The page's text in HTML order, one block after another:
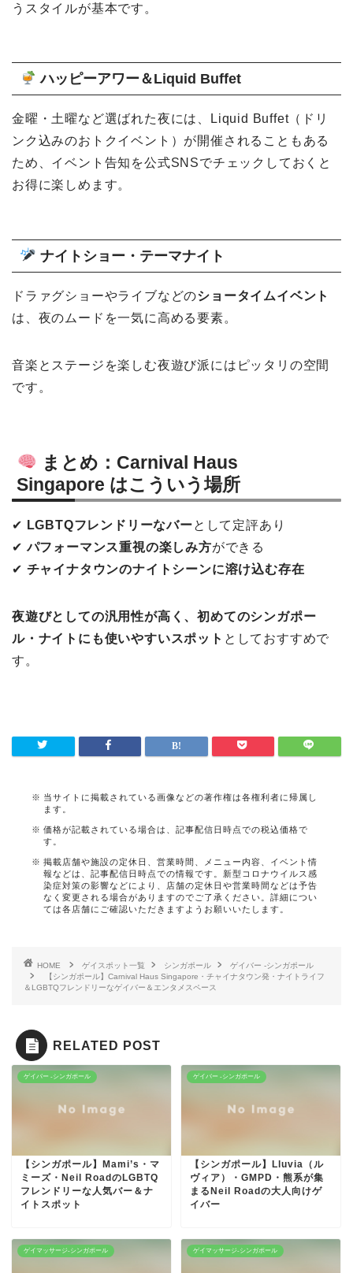
うスタイルが基本です。
ハッピーアワー＆Liquid Buffet
金曜・土曜など選ばれた夜には、Liquid Buffet（ドリ
ンク込みのおトクイベント）が開催されることもある
ため、イベント告知を公式SNSでチェックしておくと
お得に楽しめます。
ナイトショー・テーマナイト
ドラァグショーやライブなどのショータイムイベント
は、夜のムードを一気に高める要素。
音楽とステージを楽しむ夜遊び派にはピッタリの空間
です。
まとめ：Carnival Haus
Singapore はこういう場所
✔︎ LGBTQフレンドリーなバーとして定評あり
✔︎パフォーマンス重視の楽しみ方ができる
✔︎ チャイナタウンのナイトシーンに溶け込む存在
夜遊びとしての汎用性が高く、初めてのシンガポー
ル・ナイトにも使いやすいスポット としておすすめで
す。
当サイトに掲載されている画像などの著作権は各権利者に帰属し
ます。
価格が記載されている場合は、記事配信日時点での税込価格で
す。
掲載店舗や施設の定休日、営業時間、メニュー内容、イベント情
報などは、記事配信日時点での情報です。新型コロナウイルス感
染症対策の影響などにより、店舗の定休日や営業時間などは予告
なく変更される場合がありますのでご了承ください。詳細につい
ては各店舗にご確認いただきますようお願いいたします。
HOME ゲイスポット一覧 シンガポール
ゲイバー -シンガポール
【シンガポール】Carnival Haus Singapore・チャイナタウン発・ナイトライフ
＆LGBTQフレンドリーなゲイバー＆エンタメスペース
RELATED POST
ゲイバー -シンガポール
【シンガポール】Mami’s・マ
ミーズ・Neil RoadのLGBTQ
フレンドリーな人気バー＆ナ
イトスポット
ゲイバー -シンガポール
【シンガポール】Lluvia（ル
ヴィア）・GMPD・熊系が集
まるNeil Roadの大人向けゲ
イバー
ゲイマッサージ-シンガポール ゲイマッサージ-シンガポール